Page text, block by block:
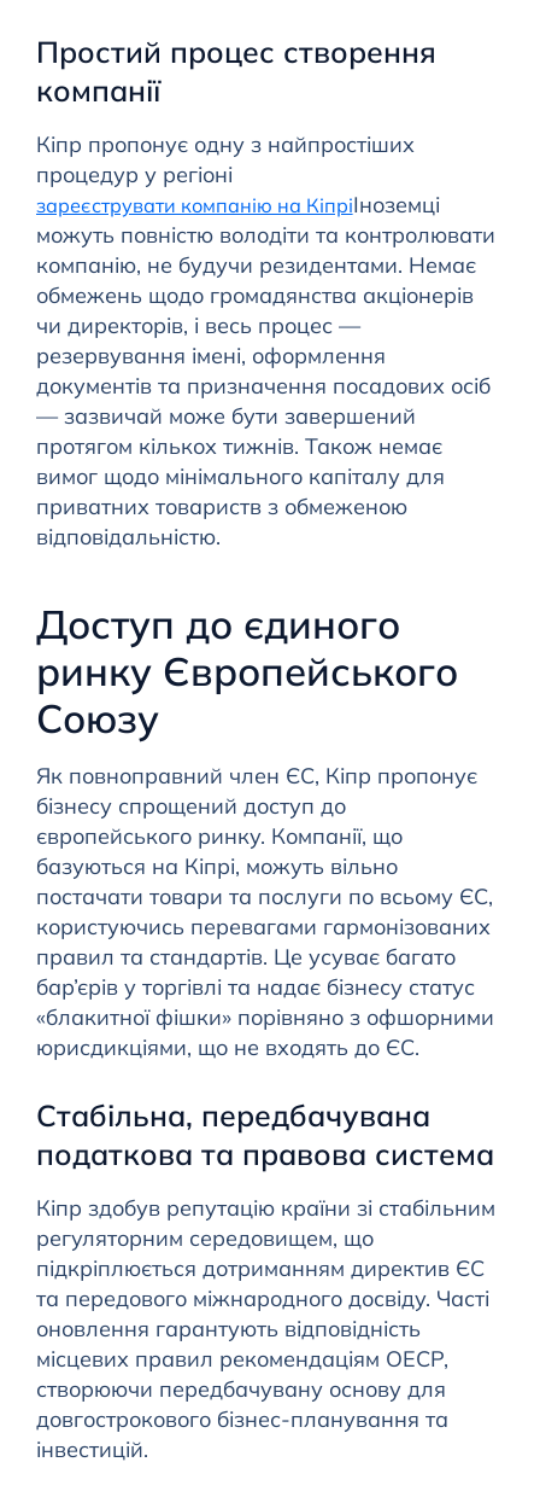
Простий процес створення
компанії
Кіпр пропонує одну з найпростіших
процедур у регіоні
зареєструвати компанію на КіпріІноземці
можуть повністю володіти та контролювати
компанію, не будучи резидентами. Немає
обмежень щодо громадянства акціонерів
чи директорів, і весь процес —
резервування імені, оформлення
документів та призначення посадових осіб
— зазвичай може бути завершений
протягом кількох тижнів. Також немає
вимог щодо мінімального капіталу для
приватних товариств з обмеженою
відповідальністю.
Доступ до єдиного
ринку Європейського
Союзу
Як повноправний член ЄС, Кіпр пропонує
бізнесу спрощений доступ до
європейського ринку. Компанії, що
базуються на Кіпрі, можуть вільно
постачати товари та послуги по всьому ЄС,
користуючись перевагами гармонізованих
правил та стандартів. Це усуває багато
бар’єрів у торгівлі та надає бізнесу статус
«блакитної фішки» порівняно з офшорними
юрисдикціями, що не входять до ЄС.
Стабільна, передбачувана
податкова та правова система
Кіпр здобув репутацію країни зі стабільним
регуляторним середовищем, що
підкріплюється дотриманням директив ЄС
та передового міжнародного досвіду. Часті
оновлення гарантують відповідність
місцевих правил рекомендаціям ОЕСР,
створюючи передбачувану основу для
довгострокового бізнес-планування та
інвестицій.